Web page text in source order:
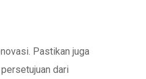
Pastikan juga
dari